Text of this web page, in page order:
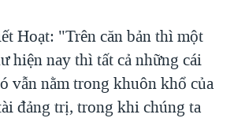
Hoạt: "Trên căn bản thì một
hiện nay thì tất cả những cái
vẫn nằm trong khuôn khổ của
đảng trị, trong khi chúng ta